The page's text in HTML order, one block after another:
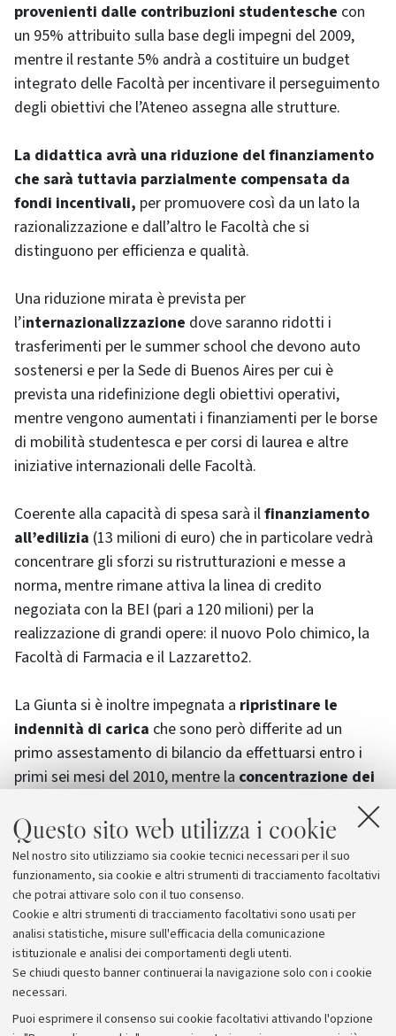
Questo sito web utilizza i cookie
Nel nostro sito utilizziamo sia cookie tecnici necessari per il suo
funzionamento, sia cookie e altri strumenti di tracciamento facoltativi
che potrai attivare solo con il tuo consenso.
Cookie e altri strumenti di tracciamento facoltativi sono usati per
analisi statistiche, misure sull'efficacia della comunicazione
istituzionale e analisi dei comportamenti degli utenti.
Se chiudi questo banner continuerai la navigazione solo con i cookie
necessari.
Puoi esprimere il consenso sui cookie facoltativi attivando l'opzione
provenienti dalle contribuzioni studentesche con
un 95% attribuito sulla base degli impegni del 2009,
mentre il restante 5% andrà a costituire un budget
integrato delle Facoltà per incentivare il perseguimento
degli obiettivi che l’Ateneo assegna alle strutture.
La didattica avrà una riduzione del finanziamento
che sarà tuttavia parzialmente compensata da
fondi incentivali, per promuovere così da un lato la
razionalizzazione e dall’altro le Facoltà che si
distinguono per efficienza e qualità.
Una riduzione mirata è prevista per
l’internazionalizzazione dove saranno ridotti i
trasferimenti per le summer school che devono auto
sostenersi e per la Sede di Buenos Aires per cui è
prevista una ridefinizione degli obiettivi operativi,
mentre vengono aumentati i finanziamenti per le borse
di mobilità studentesca e per corsi di laurea e altre
iniziative internazionali delle Facoltà.
Coerente alla capacità di spesa sarà ilfinanziamento
all’edilizia (13 milioni di euro) che in particolare vedrà
concentrare gli sforzi su ristrutturazioni e messe a
norma, mentre rimane attiva la linea di credito
negoziata con la BEI (pari a 120 milioni) per la
realizzazione di grandi opere: il nuovo Polo chimico, la
Facoltà di Farmacia e il Lazzaretto2.
La Giunta si è inoltre impegnata a ripristinare le
indennità di carica che sono però differite ad un
primo assestamento di bilancio da effettuarsi entro i
primi sei mesi del 2010, mentre laconcentrazione dei
servizio interni,dove è previsto un grande sforzo di
riorganizzazione volto a migliorare l’efficienza. Anche in
questo caso però non si tratta di riduzioni lineari, ma
coerenti ad un progetto di ridisegno delle aree.
Archivio